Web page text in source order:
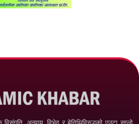
अन्याय, विभेद­ र बेतिथिविरुद्धको एउटा सग्लो